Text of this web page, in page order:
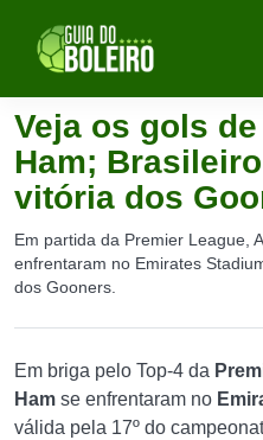
Veja os gols
Ham;
vitória dos
Em partida da Premier League,
enfrentaram no Emirates
dos Gooners.
Em briga pelo Top-4 da
Ham se enfrentaram no
válida pela 17º do